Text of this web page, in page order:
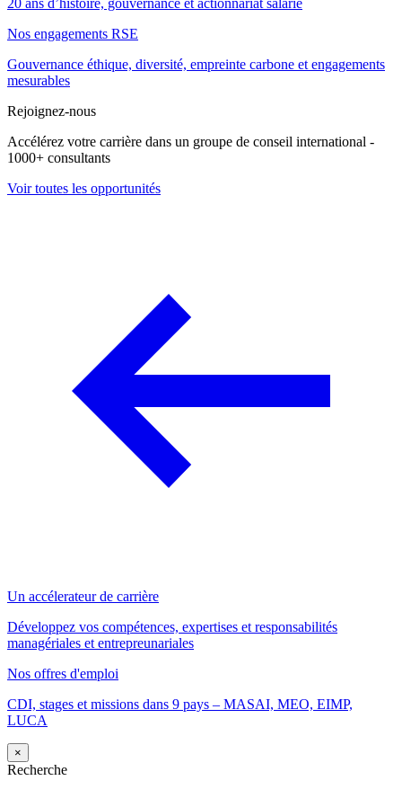
Nos engagements RSE
Gouvernance éthique, diversité, empreinte carbone et engagements
mesurables
Rejoignez-nous
Accélérez votre carrière dans un groupe de conseil international -
1000+ consultants
Voir toutes les opportunités
Un accélerateur de carrière
Développez vos compétences, expertises et responsabilités
managériales et entrepreunariales
Nos offres d'emploi
CDI, stages et missions dans 9 pays – MASAI, MEO, EIMP,
LUCA
×
Recherche